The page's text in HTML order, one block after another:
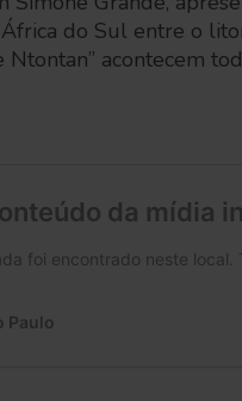
do Sul entre o
Ntontan” acontecem